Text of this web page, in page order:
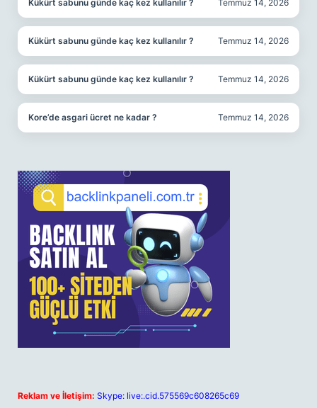
Kükürt sabunu günde kaç kez kullanılır ? Temmuz 14, 2026
Kükürt sabunu günde kaç kez kullanılır ? Temmuz 14, 2026
Kükürt sabunu günde kaç kez kullanılır ? Temmuz 14, 2026
Kore’de asgari ücret ne kadar ? Temmuz 14, 2026
Reklam ve İletişim: Skype: live:.cid.575569c608265c69